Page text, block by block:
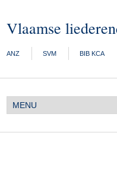
Vlaamse
ANZ SVM BIB KCA